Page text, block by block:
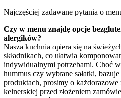
Najczęściej zadawane pytania o
Czy w menu znajdę opcje
alergików?
Nasza kuchnia opiera się na
składnikach, co ułatwia
indywidualnymi potrzebami. Choć
hummus czy wybrane sałatki,
produktach, prosimy o każdorazowe
kelnerskiej przed złożeniem